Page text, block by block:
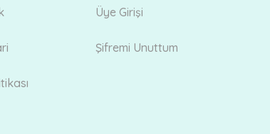
Üye Girişi
Şifremi Unuttum